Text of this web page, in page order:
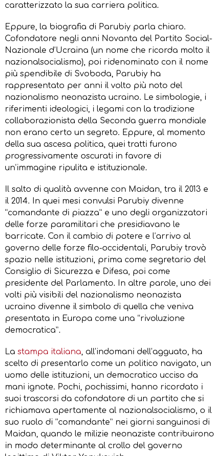
caratterizzato la sua carriera politica.
Eppure, la biografia di Parubiy parla chiaro.
Cofondatore negli anni Novanta del Partito Social-
Nazionale d’Ucraina (un nome che ricorda molto il
nazionalsocialismo), poi ridenominato con il nome
più spendibile di Svoboda, Parubiy ha
rappresentato per anni il volto più noto del
nazionalismo neonazista ucraino. Le simbologie, i
riferimenti ideologici, i legami con la tradizione
collaborazionista della Seconda guerra mondiale
non erano certo un segreto. Eppure, al momento
della sua ascesa politica, quei tratti furono
progressivamente oscurati in favore di
un’immagine ripulita e istituzionale.
Il salto di qualità avvenne con Maidan, tra il 2013 e
il 2014. In quei mesi convulsi Parubiy divenne
“comandante di piazza” e uno degli organizzatori
delle forze paramilitari che presidiavano le
barricate. Con il cambio di potere e l’arrivo al
governo delle forze filo-occidentali, Parubiy trovò
spazio nelle istituzioni, prima come segretario del
Consiglio di Sicurezza e Difesa, poi come
presidente del Parlamento. In altre parole, uno dei
volti più visibili del nazionalismo neonazista
ucraino divenne il simbolo di quella che veniva
presentata in Europa come una “rivoluzione
democratica”.
La stampa italiana , all’indomani dell’agguato, ha
scelto di presentarlo come un politico navigato, un
uomo delle istituzioni, un democratico ucciso da
mani ignote. Pochi, pochissimi, hanno ricordato i
suoi trascorsi da cofondatore di un partito che si
richiamava apertamente al nazionalsocialismo, o il
suo ruolo di “comandante” nei giorni sanguinosi di
Maidan, quando le milizie neonaziste contribuirono
in modo determinante al crollo del governo